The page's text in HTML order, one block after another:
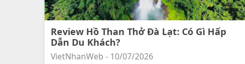
Review Hồ Than Thở Đà Lạt: Có Gì Hấp
Dẫn Du Khách?
VietNhanWeb - 10/07/2026